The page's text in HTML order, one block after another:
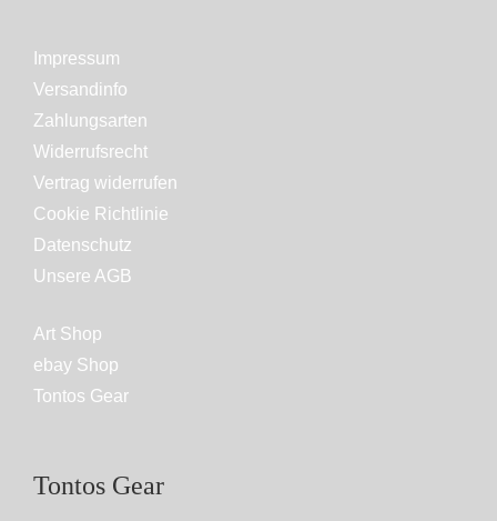
Impressum
Versandinfo
Zahlungsarten
Widerrufsrecht
Vertrag widerrufen
Cookie Richtlinie
Datenschutz
Unsere AGB
Art Shop
ebay Shop
Tontos Gear
Tontos Gear